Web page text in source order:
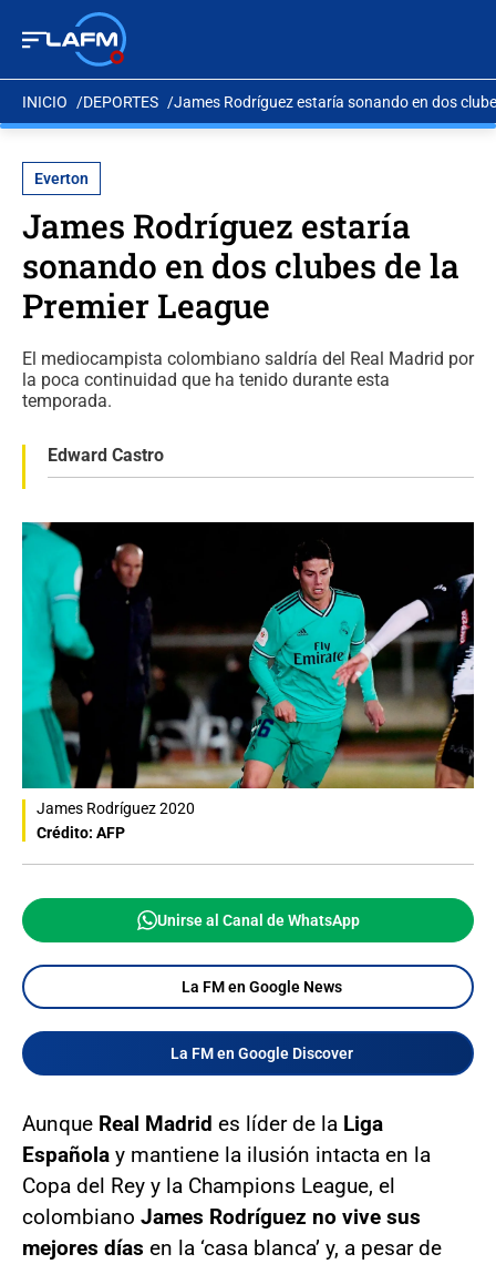
INICIO DEPORTES James Rodríguez estaría sonando en dos
Everton
James Rodríguez estaría
sonando en dos clubes de la
Premier League
El mediocampista colombiano saldría del Real Madrid por
la poca continuidad que ha tenido durante esta
temporada.
Edward Castro
James Rodríguez 2020
Crédito: AFP
Unirse al Canal de WhatsApp
La FM en Google News
La FM en Google Discover
Aunque Real Madrid es líder de la Liga
Española y mantiene la ilusión intacta en la
Copa del Rey y la Champions League, el
colombiano James Rodríguez no vive sus
mejores días en la ‘casa blanca’ y, a pesar de